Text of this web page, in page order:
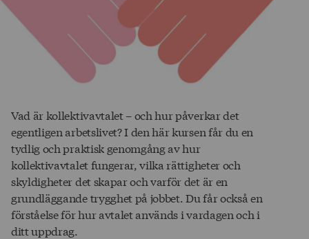
Vad är kollektivavtalet – och hur påverkar det
egentligen arbetslivet? I den här kursen får du en
tydlig och praktisk genomgång av hur
kollektivavtalet fungerar, vilka rättigheter och
skyldigheter det skapar och varför det är en
grundläggande trygghet på jobbet. Du får också en
förståelse för hur avtalet används i vardagen och i
ditt uppdrag.